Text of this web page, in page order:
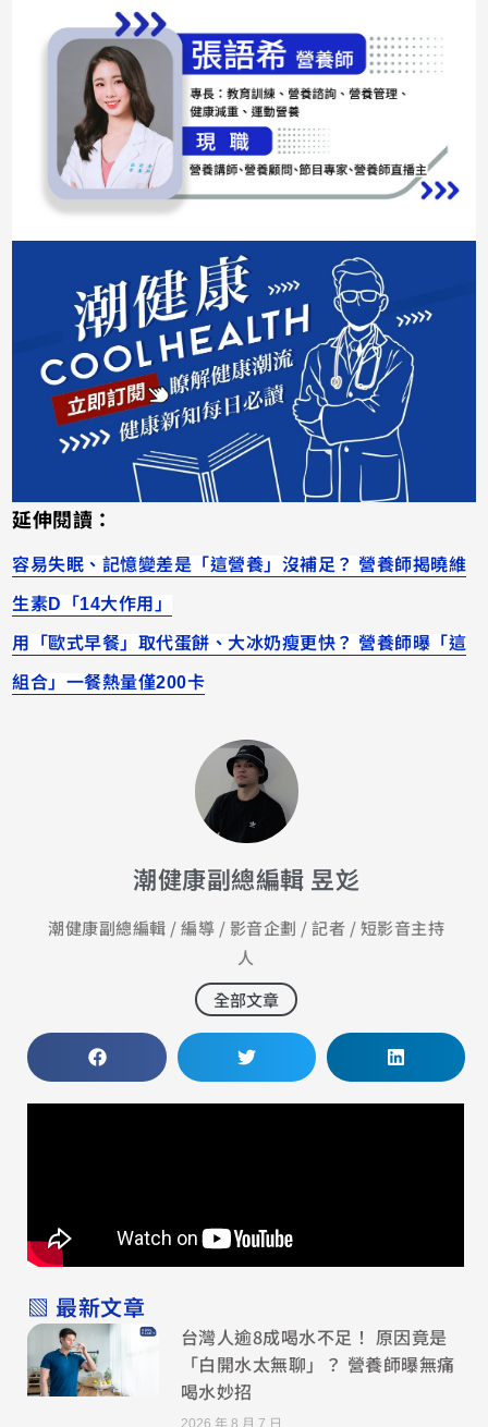
延伸閱讀：
容易失眠、記憶變差是「這營養」沒補足？ 營養師揭曉維
生素D「14大作用」
用「歐式早餐」取代蛋餅、大冰奶瘦更快？ 營養師曝「這
組合」一餐熱量僅200卡
潮健康副總編輯 昱彣
潮健康副總編輯 / 編導 / 影音企劃 / 記者 / 短影音主持
人
全部文章
▧ 最新文章
台灣人逾8成喝水不足！ 原因竟是
「白開水太無聊」？ 營養師曝無痛
喝水妙招
2026 年 8 月 7 日